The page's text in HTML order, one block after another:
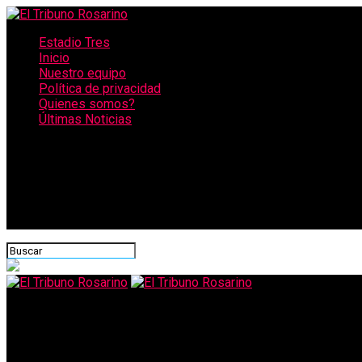
Estadio Tres
Inicio
Nuestro equipo
Política de privacidad
Quienes somos?
Últimas Noticias